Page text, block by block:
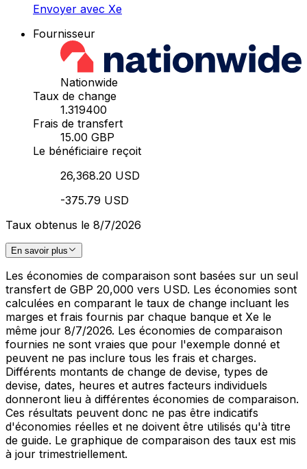
Envoyer avec Xe
Fournisseur
Nationwide
Taux de change
1.319400
Frais de transfert
15.00 GBP
Le bénéficiaire reçoit
26,368.20 USD
-375.79 USD
Taux obtenus le 8/7/2026
En savoir plus
Les économies de comparaison sont basées sur un seul
transfert de GBP 20,000 vers USD. Les économies sont
calculées en comparant le taux de change incluant les
marges et frais fournis par chaque banque et Xe le
même jour 8/7/2026. Les économies de comparaison
fournies ne sont vraies que pour l'exemple donné et
peuvent ne pas inclure tous les frais et charges.
Différents montants de change de devise, types de
devise, dates, heures et autres facteurs individuels
donneront lieu à différentes économies de comparaison.
Ces résultats peuvent donc ne pas être indicatifs
d'économies réelles et ne doivent être utilisés qu'à titre
de guide. Le graphique de comparaison des taux est mis
à jour trimestriellement.